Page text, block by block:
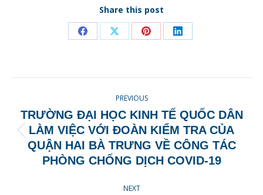
Share this post
Share Share Share Share
NAVIGATION
PREVIOUS
Previous
post:
TRƯỜNG ĐẠI HỌC KINH TẾ QUỐC DÂN
LÀM VIỆC VỚI ĐOÀN KIỂM TRA CỦA
QUẬN HAI BÀ TRƯNG VỀ CÔNG TÁC
PHÒNG CHỐNG DỊCH COVID-19
NEXT